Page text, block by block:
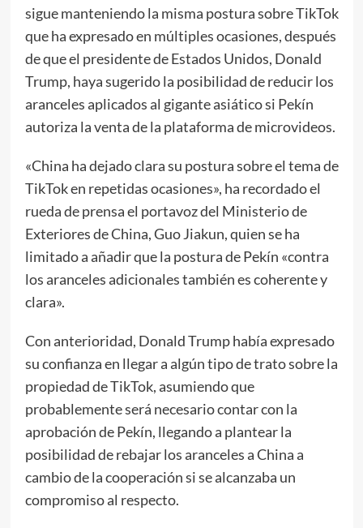
sigue manteniendo la misma postura sobre TikTok
que ha expresado en múltiples ocasiones, después
de que el presidente de Estados Unidos, Donald
Trump, haya sugerido la posibilidad de reducir los
aranceles aplicados al gigante asiático si Pekín
autoriza la venta de la plataforma de microvideos.
«China ha dejado clara su postura sobre el tema de
TikTok en repetidas ocasiones», ha recordado el
rueda de prensa el portavoz del Ministerio de
Exteriores de China, Guo Jiakun, quien se ha
limitado a añadir que la postura de Pekín «contra
los aranceles adicionales también es coherente y
clara».
Con anterioridad, Donald Trump había expresado
su confianza en llegar a algún tipo de trato sobre la
propiedad de TikTok, asumiendo que
probablemente será necesario contar con la
aprobación de Pekín, llegando a plantear la
posibilidad de rebajar los aranceles a China a
cambio de la cooperación si se alcanzaba un
compromiso al respecto.